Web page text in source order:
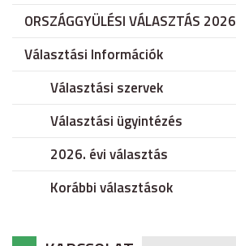
ORSZÁGGYÜLÉSI VÁLASZTÁS 2026
Választási Információk
Választási szervek
Választási ügyintézés
2026. évi választás
Korábbi választások